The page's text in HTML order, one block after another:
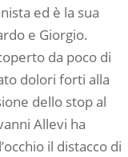
ed è la sua
e Giorgio.
da poco di
dolori forti alla
dello stop al
Allevi ha
il distacco di